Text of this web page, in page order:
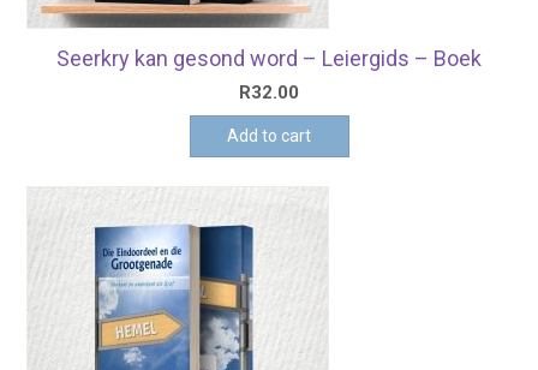
Seerkry kan gesond word – Leiergids – Boek
R32.00
Add to cart